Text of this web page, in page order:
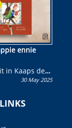
ennie
in Kaaps deur
Coetzee30 May 2025